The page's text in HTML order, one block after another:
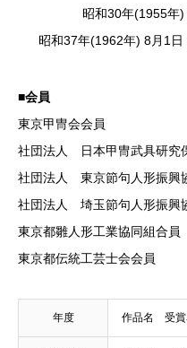
昭和30年(1955年
昭和37年(1962年) 8月1
■会員
東京甲冑会会員
社団法人 日本甲冑武具研究
社団法人 東京節句人形振興
社団法人 埼玉節句人形振興
東京都雛人形工業協同組合員
東京都伝統工芸士会会員
年度 作品名 受賞